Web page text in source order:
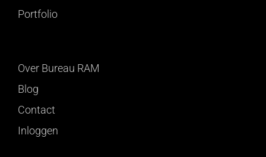
Portfolio
Over Bureau RAM
Blog
Contact
Inloggen